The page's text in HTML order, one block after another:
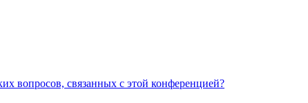
вопросов, связанных с этой конференцией?